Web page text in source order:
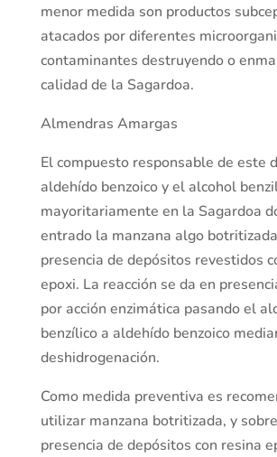
menor medida son productos
atacados por diferentes
contaminantes destruyendo o
calidad de la Sagardoa.
Almendras Amargas
El compuesto responsable de este
aldehído benzoico y el alcohol
mayoritariamente en la Sagardoa
entrado la manzana algo
presencia de depósitos revestidos
epoxi. La reacción se da en
por acción enzimática pasando el
benzílico a aldehído benzoico
deshidrogenación.
Como medida preventiva es
utilizar manzana botritizada, y
presencia de depósitos con resina